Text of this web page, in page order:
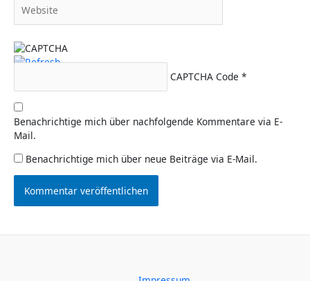
CAPTCHA Code *
Benachrichtige mich über nachfolgende Kommentare via E-
Mail.
Benachrichtige mich über neue Beiträge via E-Mail.